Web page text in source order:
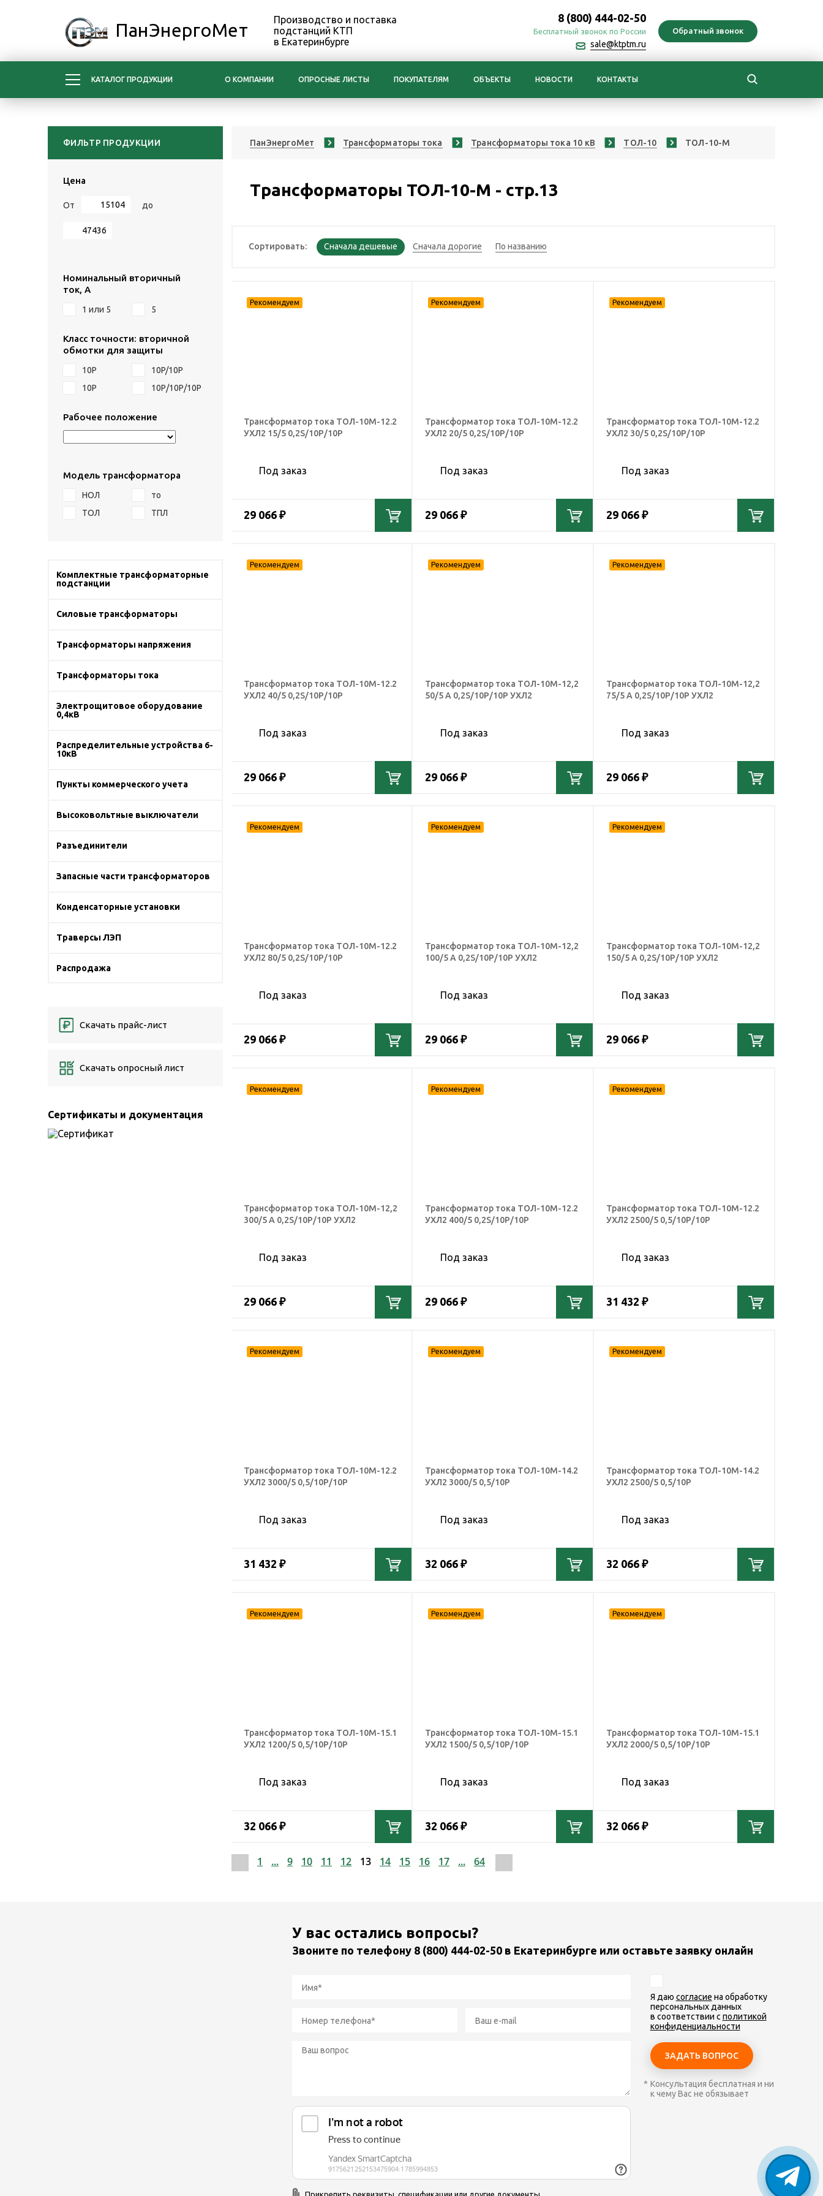
ПанЭнергоМет
Производство и поставка
подстанций КТП
в Екатеринбурге
8 (800) 444-02-50
Бесплатный звонок по России
sale@ktptm.ru
КАТАЛОГ ПРОДУКЦИИ О КОМПАНИИ ОПРОСНЫЕ ЛИСТЫ ПОКУПАТЕЛЯМ ОБЪЕКТЫ НОВОСТИ КОНТАКТЫ
ФИЛЬТР ПРОДУКЦИИ
Цена
От до
Номинальный вторичный
ток, А
1 или 5 5
Класс точности: вторичной
обмотки для защиты
10P
10P/10P
10Р
10Р/10Р/10Р
Рабочее положение
Модель трансформатора
НОЛ
то
ТОЛ
ТПЛ
Комплектные трансформаторные
подстанции
Силовые трансформаторы
Трансформаторы напряжения
Трансформаторы тока
Электрощитовое оборудование
0,4кВ
Распределительные устройства 6-
10кВ
Пункты коммерческого учета
Высоковольтные выключатели
Разъединители
Запасные части трансформаторов
Конденсаторные установки
Траверсы ЛЭП
Распродажа
Скачать прайс-лист
Скачать опросный лист
Сертификаты и документация
ПанЭнергоМет Трансформаторы тока Трансформаторы тока 10 кВ ТОЛ-10 ТОЛ-10-М
Трансформаторы ТОЛ-10-М - стр.13
Сортировать:
Трансформатор тока ТОЛ-10М-12.2
УХЛ2 15/5 0,2S/10Р/10Р
Под заказ
29 066 ₽
Трансформатор тока ТОЛ-10М-12.2
УХЛ2 20/5 0,2S/10Р/10Р
Под заказ
29 066 ₽
Трансформатор тока ТОЛ-10М-12.2
УХЛ2 30/5 0,2S/10Р/10Р
Под заказ
29 066 ₽
Трансформатор тока ТОЛ-10М-12.2
УХЛ2 40/5 0,2S/10Р/10Р
Под заказ
29 066 ₽
Трансформатор тока ТОЛ-10М-12,2
50/5 А 0,2S/10Р/10Р УХЛ2
Под заказ
29 066 ₽
Трансформатор тока ТОЛ-10М-12,2
75/5 А 0,2S/10Р/10Р УХЛ2
Под заказ
29 066 ₽
Трансформатор тока ТОЛ-10М-12.2
УХЛ2 80/5 0,2S/10Р/10Р
Под заказ
29 066 ₽
Трансформатор тока ТОЛ-10М-12,2
100/5 А 0,2S/10Р/10Р УХЛ2
Под заказ
29 066 ₽
Трансформатор тока ТОЛ-10М-12,2
150/5 А 0,2S/10Р/10Р УХЛ2
Под заказ
29 066 ₽
Трансформатор тока ТОЛ-10М-12,2
300/5 А 0,2S/10Р/10Р УХЛ2
Под заказ
29 066 ₽
Трансформатор тока ТОЛ-10М-12.2
УХЛ2 400/5 0,2S/10Р/10Р
Под заказ
29 066 ₽
Трансформатор тока ТОЛ-10М-12.2
УХЛ2 2500/5 0,5/10Р/10Р
Под заказ
31 432 ₽
Трансформатор тока ТОЛ-10М-12.2
УХЛ2 3000/5 0,5/10Р/10Р
Под заказ
31 432 ₽
Трансформатор тока ТОЛ-10М-14.2
УХЛ2 3000/5 0,5/10Р
Под заказ
32 066 ₽
Трансформатор тока ТОЛ-10М-14.2
УХЛ2 2500/5 0,5/10Р
Под заказ
32 066 ₽
Трансформатор тока ТОЛ-10М-15.1
УХЛ2 1200/5 0,5/10Р/10Р
Под заказ
32 066 ₽
Трансформатор тока ТОЛ-10М-15.1
УХЛ2 1500/5 0,5/10Р/10Р
Под заказ
32 066 ₽
Трансформатор тока ТОЛ-10М-15.1
УХЛ2 2000/5 0,5/10Р/10Р
Под заказ
32 066 ₽
1 ... 9 10 11 12 13 14 15 16 17 ... 64
У вас остались вопросы?
Звоните по телефону 8 (800) 444-02-50 в Екатеринбурге или оставьте заявку онлайн
Прикрепить реквизиты, спецификации или другие документы
Я даю согласие на обработку
персональных данных
в соответствии с политикой
конфиденциальности
Консультация бесплатная и ни
к чему Вас не обязывает